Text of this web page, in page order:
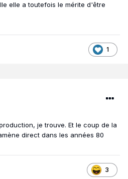
elle a toutefois le mérite d'être
1
je trouve. Et le coup de la
direct dans les années 80
3